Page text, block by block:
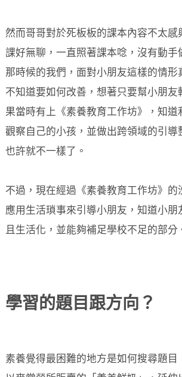
然而哥哥對於死板板的課本內容不太感
課好無聊，一直照著課本唸，沒有動手
那時候的我們，面對小朋友這樣的情形
不知道要如何改善，想著只要幫小朋友
果當時有上《素養教育工作坊》，知道
觀察自己的小孩，並做出跨領域的引導
也許就不一樣了。
不過，現在經過《素養教育工作坊》的
應用生活瑣事來引導小朋友，知道小朋
且生活化，並能夠補足學校不足的部分
學習的題目跟方向？
素養覺得最困難的地方是如何搜尋題目